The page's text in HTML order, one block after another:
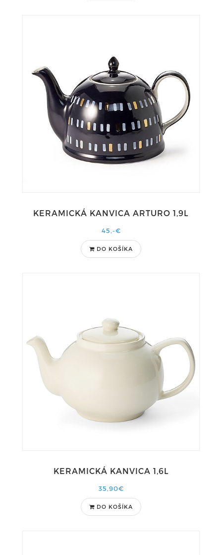
KERAMICKÁ KANVICA ARTURO 1,9L
45,-€
DO KOŠÍKA
KERAMICKÁ KANVICA 1,6L
35,90€
DO KOŠÍKA